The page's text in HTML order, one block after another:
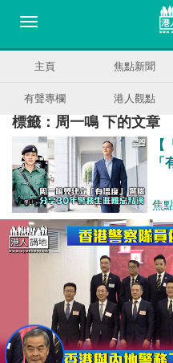
主頁 焦點新聞
有聲專欄 港人觀點
標籤：周一鳴 下的文章
焦